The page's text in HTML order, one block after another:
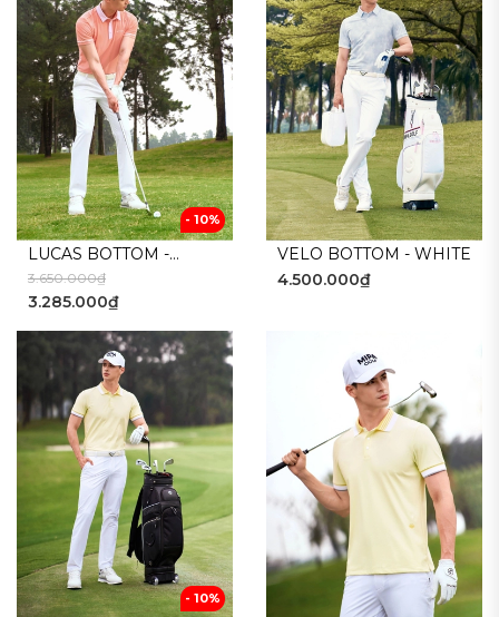
- 10%
LUCAS BOTTOM -
WHITE GREY
3.650.000₫
3.285.000₫
VELO BOTTOM - WHITE
4.500.000₫
- 10%